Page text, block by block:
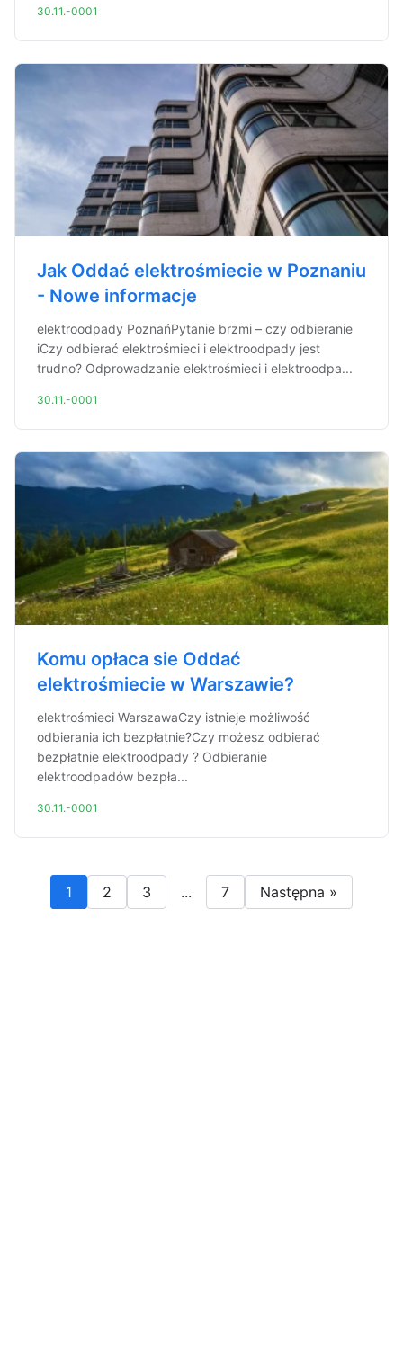
30.11.-0001
Jak Oddać elektrośmiecie w Poznaniu
- Nowe informacje
elektroodpady PoznańPytanie brzmi – czy odbieranie
iCzy odbierać elektrośmieci i elektroodpady jest
trudno? Odprowadzanie elektrośmieci i elektroodpa...
30.11.-0001
Komu opłaca sie Oddać
elektrośmiecie w Warszawie?
elektrośmieci WarszawaCzy istnieje możliwość
odbierania ich bezpłatnie?Czy możesz odbierać
bezpłatnie elektroodpady ? Odbieranie
elektroodpadów bezpła...
30.11.-0001
1 2 3 ... 7 Następna »